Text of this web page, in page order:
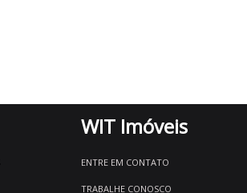
WIT Imóveis
ENTRE EM CONTATO
TRABALHE CONOSCO